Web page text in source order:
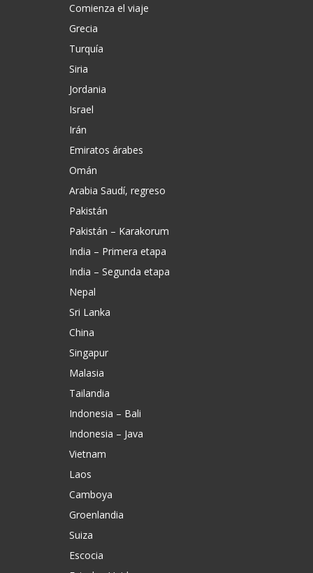
Comienza el viaje
Grecia
Turquía
Siria
Jordania
Israel
Irán
Emiratos árabes
Omán
Arabia Saudí, regreso
Pakistán
Pakistán – Karakorum
India – Primera etapa
India – Segunda etapa
Nepal
Sri Lanka
China
Singapur
Malasia
Tailandia
Indonesia – Bali
Indonesia – Java
Vietnam
Laos
Camboya
Groenlandia
Suiza
Escocia